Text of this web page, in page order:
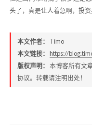
头了，真是让人着急啊，投资
本文作者： Timo
本文链接：
https://
版权声明： 本博客所有文
协议。转载请注明出处！